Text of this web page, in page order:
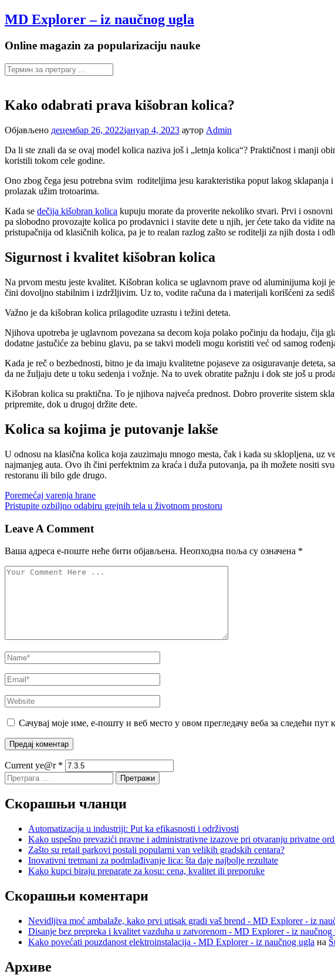
Настави
на
MD Explorer – iz naučnog ugla
Online magazin za popularizaciju nauke
Kako odabrati prava kišobran kolica?
Објављено децембар 26, 2022јануар 4, 2023 аутор Admin
Da li ste znali da se ovaj model kolica naziva još i „letnja kolica“? Praktičnost i manji
koristili tokom cele godine.
Ono zbog čega jesu potrebna svim roditeljima jesu karakteristika poput lakog
prolazak užim trotoarima.
Kada se dečija kišobran kolica kupuju morate da proverite nekoliko stvari. Prvi i
pa slobodno provozajte kolica po prodavnici i stavite dete u njih, jer ćete tako da vidite
pristupačnija od klasičnih kolica, pa je to realan razlog zašto se roditelji za njih dosta i
Sigurnost i kvalitet kišobran kolica
Na prvom mestu jeste kvalitet. Kišobran kolica se uglavnom prave od aluminijuma koji
čini dovoljno stabilnim i izdržljivim. Uz to, vodite računa da i materijali korišćeni za
Važno je da kišobran kolica prilagodite uzrastu i težini deteta.
Njihova upotreba je uglavnom povezana sa decom koja polako počinju da hodaju, čija
dodatne jastučiće za bebinu glavu, pa se takvi modeli mogu koristiti već od samog
Kada je reč o bezbednosti, bitno je da imaju kvalitetne pojaseve za osiguravanje
da ne žuljaju dete u toku sedenja i vožnje. Na to uvek obratite pažnju i dok ste još u
Kišobran kolica su praktična. To je njihova najveća prednost. Dobro proverite sistem
pripremite, dok u drugoj držite dete.
Kolica sa kojima je putovanje lakše
U odnosu na klasična kolica koja zauzimaju mnogo mesta, čak i kada su sklopljena,
najmanjeg auta. Ovo ih čini perfektnim za kraća i duža putovanja, pa ih možete nositi
restoranu ili bilo gde drugo.
Управљање
објавама
Poremećaj varenja hrane
Pristupite ozbiljno odabiru grejnih tela u životnom prostoru
Leave A Comment
Ваша адреса е-поште неће бити објављена. Неопходна поља су означена *
Сачувај моје име, е-пошту и веб место у овом прегледачу веба за следећи пут
Current ye@r *
Претрага
за:
Скорашњи чланци
Automatizacija u industriji: Put ka efikasnosti i održivosti
Kako uspešno prevazići pravne i administrativne izazove pri otvaranju privatne
Zašto su retail parkovi postali popularni van velikih gradskih centara?
Inovativni tretmani za podmlađivanje lica: šta daje najbolje rezultate
Kako kupci biraju preparate za kosu: cena, kvalitet ili preporuke
Скорашњи коментари
Nevidljiva moć ambalaže, kako prvi utisak gradi vaš brend - MD Explorer - iz
Disanje bez prepreka i kvalitet vazduha u zatvorenom - MD Explorer - iz naučnog
Kako povećati pouzdanost elektroinstalacija - MD Explorer - iz naučnog ugla на
Архиве